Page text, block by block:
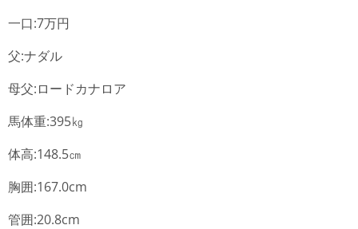
一口:7万円
父:ナダル
母父:ロードカナロア
馬体重:395㎏
体高:148.5㎝
胸囲:167.0cm
管囲:20.8cm